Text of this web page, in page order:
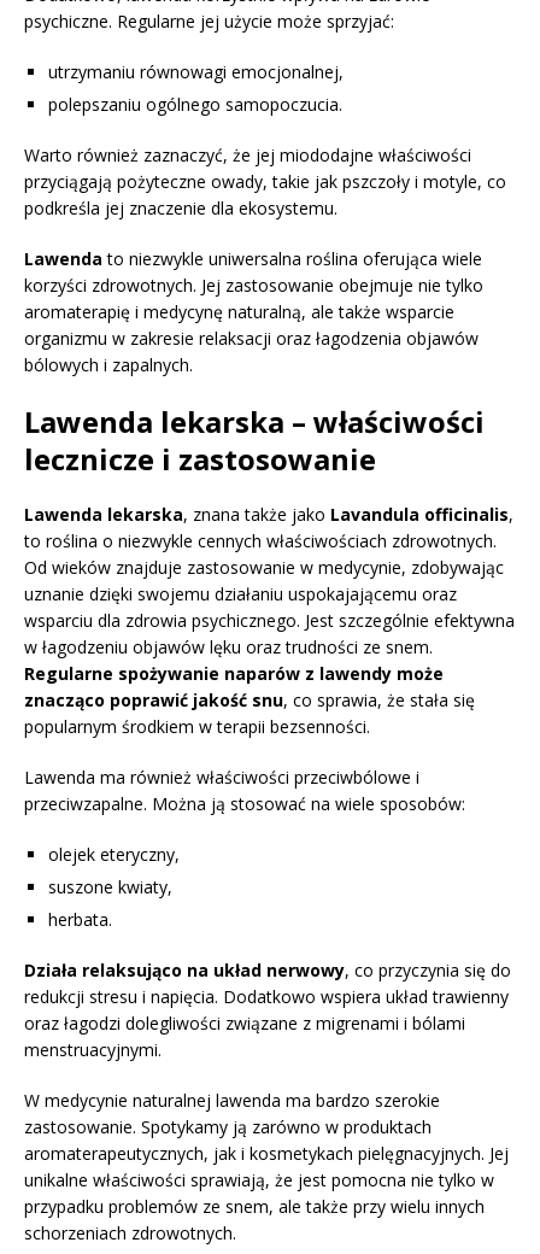
psychiczne. Regularne jej użycie może sprzyjać:
utrzymaniu równowagi emocjonalnej,
polepszaniu ogólnego samopoczucia.
Warto również zaznaczyć, że jej miododajne właściwości
przyciągają pożyteczne owady, takie jak pszczoły i motyle, co
podkreśla jej znaczenie dla ekosystemu.
Lawenda to niezwykle uniwersalna roślina oferująca wiele
korzyści zdrowotnych. Jej zastosowanie obejmuje nie tylko
aromaterapię i medycynę naturalną, ale także wsparcie
organizmu w zakresie relaksacji oraz łagodzenia objawów
bólowych i zapalnych.
Lawenda lekarska – właściwości
lecznicze i zastosowanie
Lawenda lekarska, znana także jako Lavandula officinalis,
to roślina o niezwykle cennych właściwościach zdrowotnych.
Od wieków znajduje zastosowanie w medycynie, zdobywając
uznanie dzięki swojemu działaniu uspokajającemu oraz
wsparciu dla zdrowia psychicznego. Jest szczególnie efektywna
w łagodzeniu objawów lęku oraz trudności ze snem.
Regularne spożywanie naparów z lawendy może
znacząco poprawić jakość snu, co sprawia, że stała się
popularnym środkiem w terapii bezsenności.
Lawenda ma również właściwości przeciwbólowe i
przeciwzapalne. Można ją stosować na wiele sposobów:
olejek eteryczny,
suszone kwiaty,
herbata.
Działa relaksująco na układ nerwowy, co przyczynia się do
redukcji stresu i napięcia. Dodatkowo wspiera układ trawienny
oraz łagodzi dolegliwości związane z migrenami i bólami
menstruacyjnymi.
W medycynie naturalnej lawenda ma bardzo szerokie
zastosowanie. Spotykamy ją zarówno w produktach
aromaterapeutycznych, jak i kosmetykach pielęgnacyjnych. Jej
unikalne właściwości sprawiają, że jest pomocna nie tylko w
przypadku problemów ze snem, ale także przy wielu innych
schorzeniach zdrowotnych.